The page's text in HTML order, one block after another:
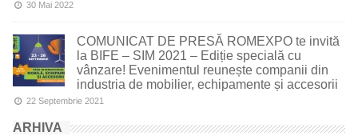
30 Mai 2022
COMUNICAT DE PRESĂ ROMEXPO te invită
la BIFE – SIM 2021 – Ediție specială cu
vânzare! Evenimentul reunește companii din
industria de mobilier, echipamente și accesorii
22 Septembrie 2021
ARHIVA